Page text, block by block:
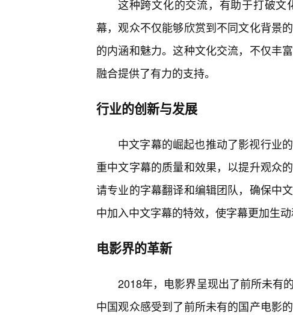
这种跨文化的交流，有助于打破
幕，观众不仅能够欣赏到不同文化背景
的内涵和魅力。这种文化交流，不仅丰
融合提供了有力的支持。
行业的创新与发展
中文字幕的崛起也推动了影视行业
重中文字幕的质量和效果，以提升观众
请专业的字幕翻译和编辑团队，确保中
中加入中文字幕的特效，使字幕更加生
电影界的革新
2018年，电影界呈现出了前所未有
中国观众感受到了前所未有的国产电影